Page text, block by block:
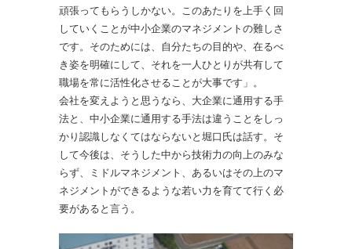
頑張ってもらうしかない。このあたりを上手く回
していくことが中小企業のマネジメントの難しさ
です。そのためには、自分たちの目的や、在るべ
き姿を明確にして、それを一人ひとりが共有して
職場を常に活性化させることが大事です」。
会社を変えようと思うなら、大企業に通用する手
法と、中小企業に通用する手法は違うことをしっ
かり認識しなくてはならないと堀口氏は話す。そ
して今後は、そうした中から技術力の向上のみな
らず、ミドルマネジメント、あるいはその上のマ
ネジメントができるような若い力を育てて行く必
要があると言う。